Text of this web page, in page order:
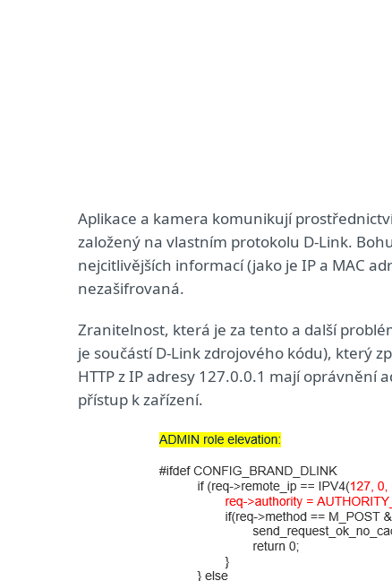
Aplikace a kamera komunikují
založený na vlastním protokolu D-Link.
nejcitlivějších informací (jako je IP a MAC
nezašifrovaná.
Zranitelnost, která je za tento a další
je součástí D-Link zdrojového kódu), který
HTTP z IP adresy 127.0.0.1 mají
přístup k zařízení.